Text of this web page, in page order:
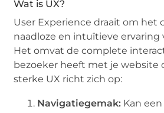
Wat is UX?
User Experience draait om het
naadloze en intuïtieve ervaring
Het omvat de complete
bezoeker heeft met je website
sterke UX richt zich op:
Navigatiegemak: Kan